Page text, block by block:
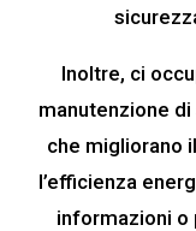
Inoltre, ci
manutenzione
che migliorano
l’efficienza
informazioni o